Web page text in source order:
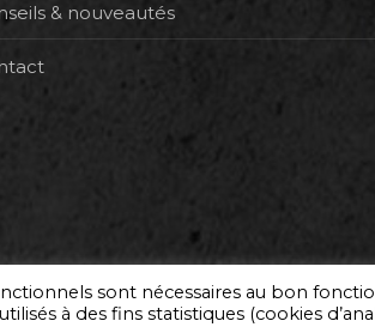
& nouveautés
sont nécessaires au bon
à des fins statistiques (cookies